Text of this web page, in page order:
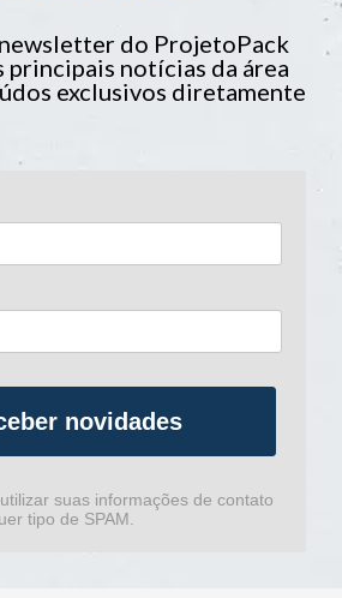
do ProjetoPack
principais notícias da área
exclusivos diretamente
novidades
suas informações de contato
tipo de SPAM.